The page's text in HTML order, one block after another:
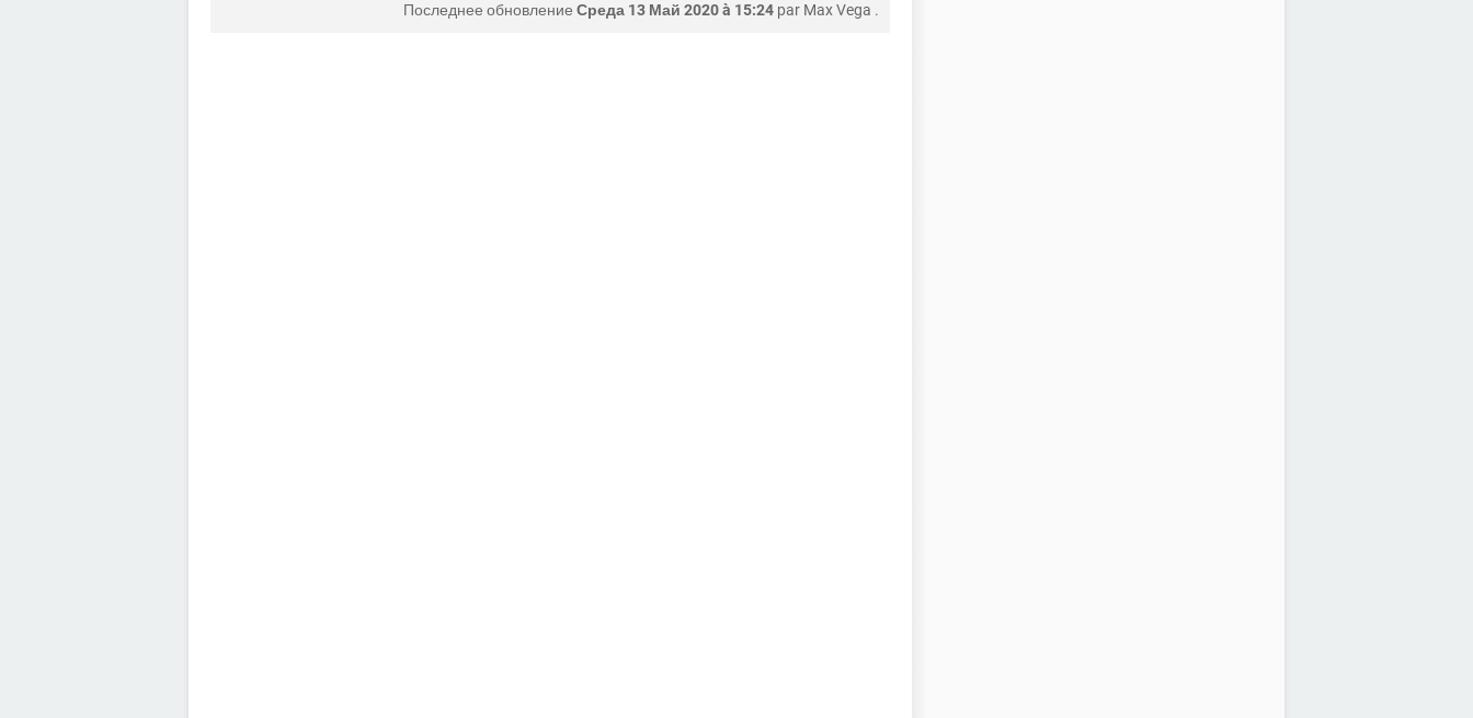
Последнее обновление Среда 13 Май 2020 à 15:24 par Max Vega .